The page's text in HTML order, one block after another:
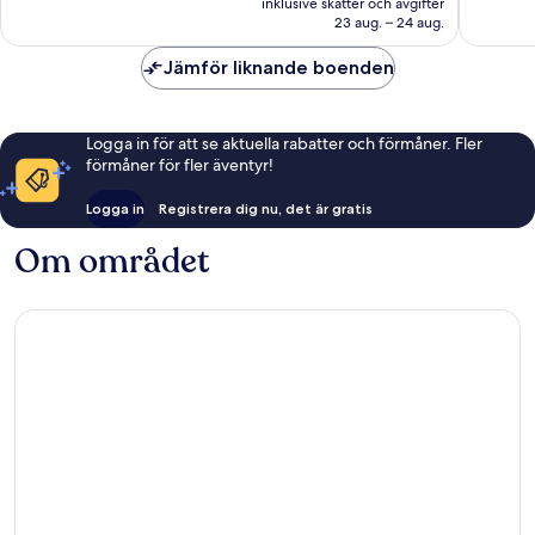
1 207 kr
23 aug. – 24 aug.
Jämför liknande boenden
Logga in för att se aktuella rabatter och förmåner. Fler
förmåner för fler äventyr!
Logga in Registrera dig nu, det är gratis
Om området